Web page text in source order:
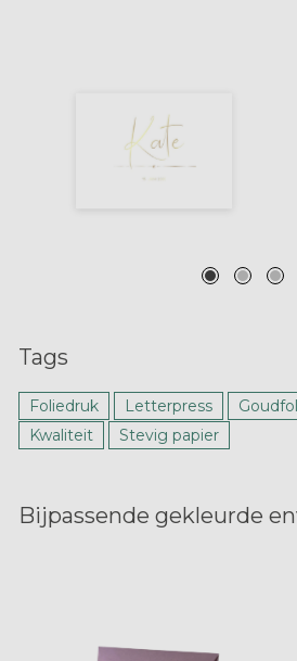
Tags
Foliedruk Letterpress
Kwaliteit
Stevig papier
Bijpassende gekleurde